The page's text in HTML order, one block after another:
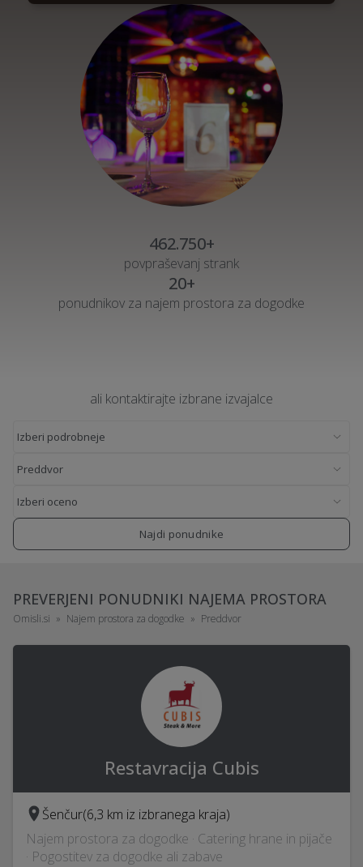
462.750+
povpraševanj strank
20+
ponudnikov za najem prostora za dogodke
ali kontaktirajte izbrane izvajalce
Najdi ponudnike
PREVERJENI PONUDNIKI NAJEMA PROSTORA
Omisli.si Najem prostora za dogodke Preddvor
Restavracija Cubis
Šenčur(6,3 km iz izbranega kraja)
Najem prostora za dogodke · Catering hrane in pijače
· Pogostitev za dogodke ali zabave